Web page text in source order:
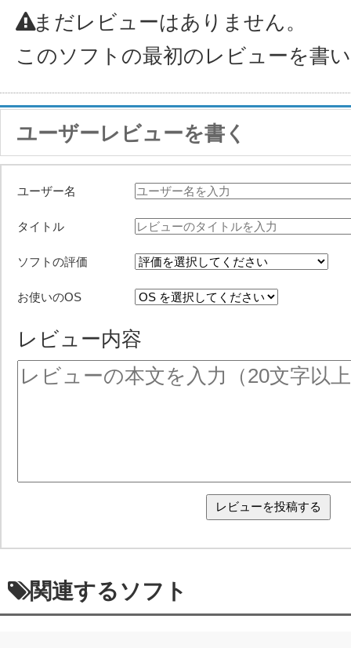
まだレビューはありません。
このソフトの最初のレビューを書
ユーザーレビューを書く
ユーザー名
タイトル
ソフトの評価
お使いのOS
レビュー内容
関連するソフト